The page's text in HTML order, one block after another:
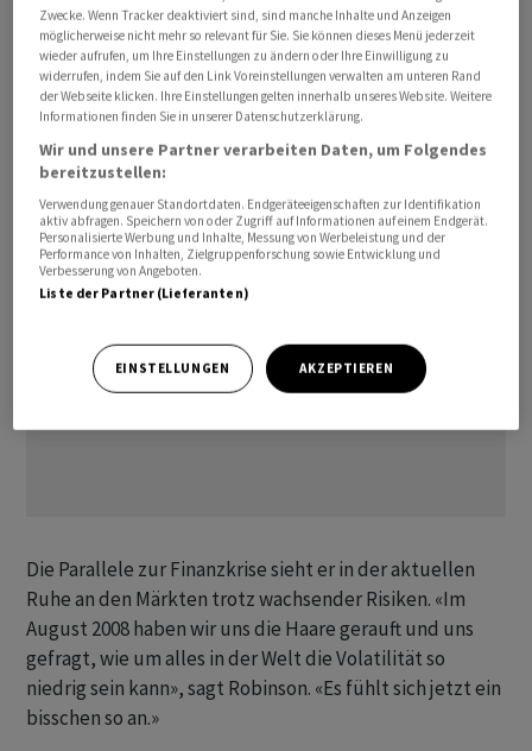
und startet mit seiner Firma Altana einen neuen Fonds,
der auch eigenes Kapital einsetzt. Sein Szenario: ein
Abschwung im 1,8-Billionen-Dollar-Private-Credit-
Markt, ein Abkühlen des KI-getriebenen Kreditbooms
setzt.
Die Parallele zur Finanzkrise sieht er in der aktuellen
Ruhe an den Märkten trotz wachsender Risiken. «Im
August 2008 haben wir uns die Haare gerauft und uns
gefragt, wie um alles in der Welt die Volatilität so
niedrig sein kann», sagt Robinson. «Es fühlt sich jetzt ein
bisschen so an.»
Zwecke. Wenn Tracker deaktiviert sind, sind manche Inhalte und Anzeigen
möglicherweise nicht mehr so relevant für Sie. Sie können dieses Menü jederzeit
wieder aufrufen, um Ihre Einstellungen zu ändern oder Ihre Einwilligung zu
widerrufen, indem Sie auf den Link Voreinstellungen verwalten am unteren Rand
der Webseite klicken. Ihre Einstellungen gelten innerhalb unseres Website. Weitere
Informationen finden Sie in unserer Datenschutzerklärung.
Wir und unsere Partner verarbeiten Daten, um Folgendes
bereitzustellen:
Verwendung genauer Standortdaten. Endgeräteeigenschaften zur Identifikation
aktiv abfragen. Speichern von oder Zugriff auf Informationen auf einem Endgerät.
Personalisierte Werbung und Inhalte, Messung von Werbeleistung und der
Performance von Inhalten, Zielgruppenforschung sowie Entwicklung und
Verbesserung von Angeboten.
Liste der Partner (Lieferanten)
EINSTELLUNGEN AKZEPTIEREN